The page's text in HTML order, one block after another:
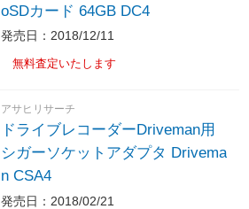
oSDカード 64GB DC4
発売日：2018/12/11
無料査定いたします
アサヒリサーチ
ドライブレコーダーDriveman用
シガーソケットアダプタ Drivema
n CSA4
発売日：2018/02/21